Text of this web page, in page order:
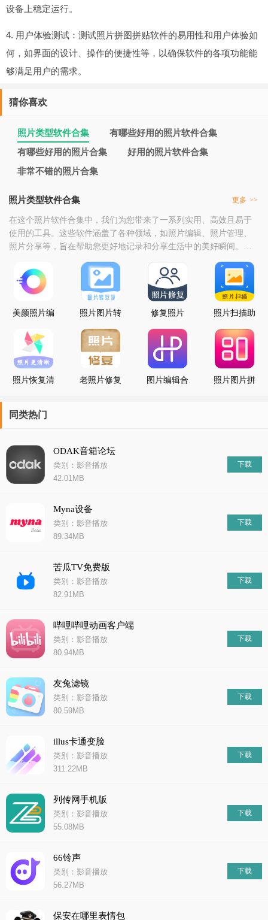
设备上稳定运行。
4. 用户体验测试：测试照片拼图拼贴软件的易用性和用户体验如
何，如界面的设计、操作的便捷性等，以确保软件的各项功能能
够满足用户的需求。
猜你喜欢
照片类型软件合集
有哪些好用的照片软件合集
有哪些好用的照片合集
好用的照片软件合集
非常不错的照片合集
照片类型软件合集 更多 >>
在这个照片软件合集中，我们为您带来了一系列实用、高效且易于
使用的工具。这些软件涵盖了各种领域，如照片编辑、照片管理、
照片分享等，旨在帮助您更好地记录和分享生活中的美好瞬间。通
过学习这些软件的使用技巧和最佳实践，您将能够更好地应对照片
制作中的挑战，并在照片这个世界中找到更多的乐趣和成就感。我
们希望这个合集能为您提供一个良好的起点，让您在照片这个世界
中不断成长和发展。在未来的日子里，我们将继续关注行业
美颜照片编
照片图片转
修复照片
照片扫描助
照片恢复清
老照片修复
图片编辑合
照片图片拼
同类热门
ODAK音箱论坛
类别：影音播放
42.01MB
下载
Myna设备
类别：影音播放
89.34MB
下载
苦瓜TV免费版
类别：影音播放
82.91MB
下载
哔哩哔哩动画客户端
类别：影音播放
80.94MB
下载
友兔滤镜
类别：影音播放
80.59MB
下载
illus卡通变脸
类别：影音播放
311.22MB
下载
列传网手机版
类别：影音播放
55.08MB
下载
66铃声
类别：影音播放
56.27MB
下载
保安在哪里表情包